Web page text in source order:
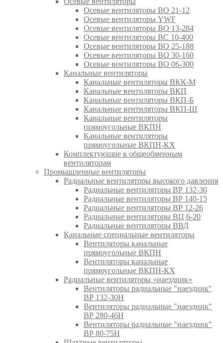
Осевые вентиляторы ВО 21-12
Осевые вентиляторы YWF
Осевые вентиляторы ВО 13-284
Осевые вентиляторы ВС 10-400
Осевые вентиляторы ВО 25-188
Осевые вентиляторы ВО 30-160
Осевые вентиляторы ВО 06-300
Канальные вентиляторы
Канальные вентиляторы ВКК-М
Канальные вентиляторы ВКП
Канальные вентиляторы ВКП-Б
Канальные вентиляторы ВКП-Ш
Канальные вентиляторы
прямоугольные ВКПН
Канальные вентиляторы
прямоугольные ВКПН-КХ
Комплектующие к общеобменным
вентиляторам
Промышленные вентиляторы
Радиальные вентиляторы высокого давления
Радиальные вентиляторы ВР 132-30
Радиальные вентиляторы ВР 140-15
Радиальные вентиляторы ВР 12-26
Радиальные вентиляторы ВЦ 6-20
Радиальные вентиляторы ВВД
Канальные специальные вентиляторы
Вентиляторы канальные
прямоугольные ВКПН
Вентиляторы канальные
прямоугольные ВКПН-КХ
Радиальные вентиляторы «наездник»
Вентиляторы радиальные "наездник"
ВР 132-30Н
Вентиляторы радиальные "наездник"
ВР 280-46Н
Вентиляторы радиальные "наездник"
ВР 80-75Н